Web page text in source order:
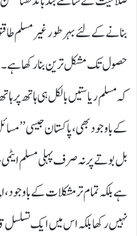
بنانے کے لئے بہرطور غیر مسلم
حصول تک مشکل ترین بنا رکھا ہے۔
کہ مسلم ریاستیں بالکل ہی ہاتھ
کے باوجود بھی،پاکستان جیسی ’’
بل بوتے پر نہ صرف پہلی مسلم
ہے بلکہ تمام تر مشکلات کے باوجود
نہیں رکھا بلکہ اس میں ایک تسلسل